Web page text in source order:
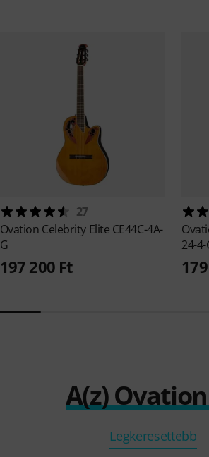
27
Ovation Celebrity Elite CE44C-4A-
G
197 200 Ft
24-4-
A(z)
Legkeresettebb